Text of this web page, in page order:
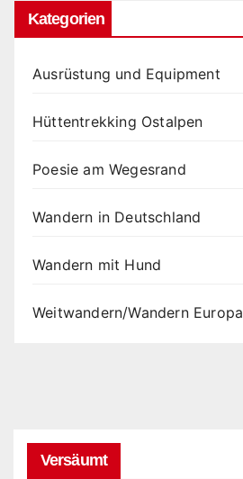
Kategorien
Ausrüstung und Equipment
Hüttentrekking Ostalpen
Poesie am Wegesrand
Wandern in Deutschland
Wandern mit Hund
Weitwandern/Wandern Europa
Versäumt